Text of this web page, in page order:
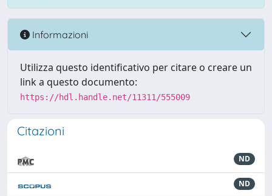
Informazioni
Utilizza questo identificativo per citare o creare un
link a questo documento:
https://hdl.handle.net/11311/555009
Citazioni
ND
ND